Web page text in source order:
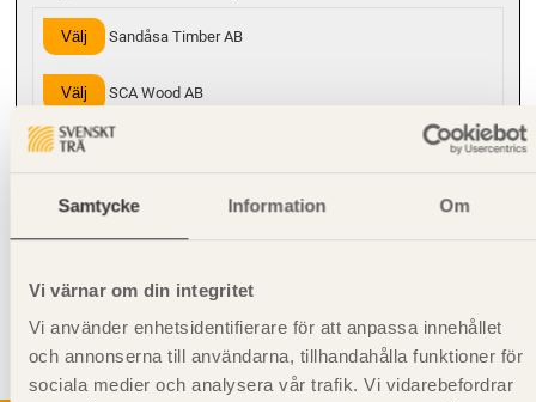
Samtycke Information Om
Vi värnar om din integritet
Vi använder enhetsidentifierare för att anpassa innehållet
och annonserna till användarna, tillhandahålla funktioner för
sociala medier och analysera vår trafik. Vi vidarebefordrar
Välj Sandåsa Timber AB
Välj SCA Wood AB
Välj
Giltighet
Svenskt Trä-id:SE00477
Gäller från och med:2024-08-12